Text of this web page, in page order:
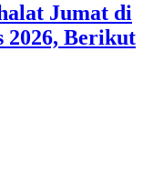
Jumat di
2026, Berikut